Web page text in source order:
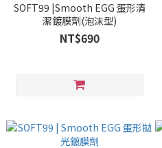
SOFT99 |Smooth EGG 蛋形清
潔鍍膜劑(泡沫型)
NT$690